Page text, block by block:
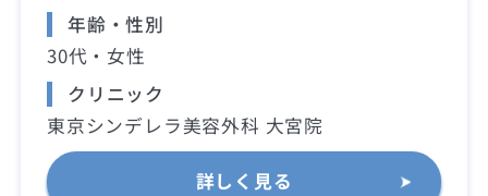
年齢・性別
30代・女性
クリニック
東京シンデレラ美容外科 大宮院
詳しく見る